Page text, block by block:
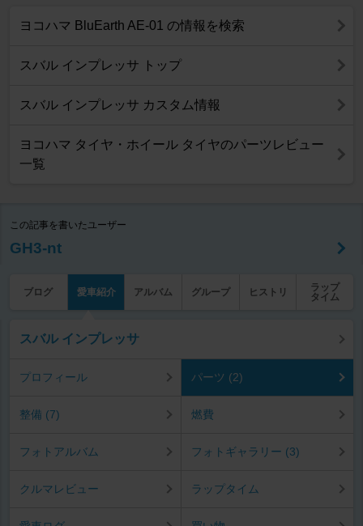
ヨコハマ BluEarth AE-01 の情報を検索
スバル インプレッサ トップ
スバル インプレッサ カスタム情報
ヨコハマ タイヤ・ホイール タイヤのパーツレビュー
一覧
この記事を書いたユーザー
GH3-nt
ブログ 愛車紹介 アルバム グループ ヒストリ
ラップ
タイム
スバル インプレッサ
プロフィール パーツ (2)
整備 (7) 燃費
フォトアルバム フォトギャラリー (3)
クルマレビュー ラップタイム